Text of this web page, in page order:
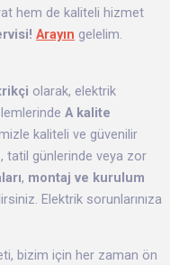
hem de kaliteli hizmet
Arayın gelelim.
olarak, elektrik
A kalite
kaliteli ve güvenilir
tatil günlerinde veya zor
, montaj ve kurulum
Elektrik sorunlarınıza
bizim için her zaman ön